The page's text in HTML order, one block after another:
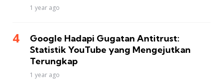
1 year ago
Google Hadapi Gugatan Antitrust:
Statistik YouTube yang Mengejutkan
Terungkap
1 year ago